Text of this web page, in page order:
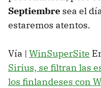
Septiembre sea el
estaremos atentos.
Vía | WinSuperSite
Sirius, se filtran las
los finlandeses con